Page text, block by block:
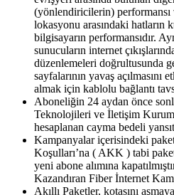
(yönlendiricilerin) performansı
lokasyonu arasındaki hatların
bilgisayarın performansıdır.
sunucuların internet
düzenlemeleri doğrultusunda
sayfalarının yavaş
almak için kablolu bağlantı
Aboneliğin 24 aydan önce
Teknolojileri ve İletişim
hesaplanan cayma bedeli
Kampanyalar içerisindeki
Koşulları’na ( AKK ) tabi
yeni abone alımına
Kazandıran Fiber İnternet
​Akıllı Paketler, kotasını